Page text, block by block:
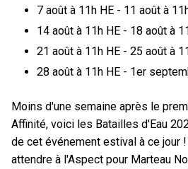
7 août à 11h HE - 11 août à
14 août à 11h HE - 18 août à
21 août à 11h HE - 25 août à
28 août à 11h HE - 1er
Moins d'une semaine après le
Affinité, voici les Batailles d'Eau
de cet événement estival à ce jour
attendre à l'Aspect pour Marteau